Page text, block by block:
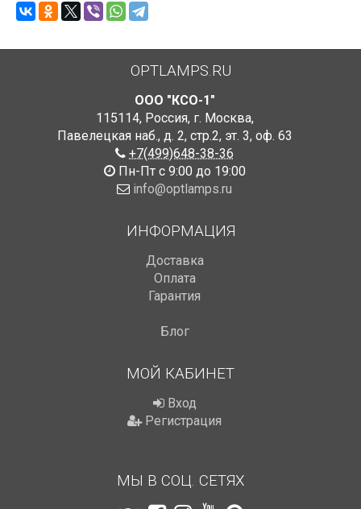
OPTLAMPS.RU
ООО "КСО-1"
115114, Россия, г. Москва,
Павелецкая наб., д. 2, стр.2, эт. 3, оф. 63
+7(499)648-38-36
Пн-Пт с 9:00 до 19:00
info@optlamps.ru
ИНФОРМАЦИЯ
Доставка
Оплата
Гарантия
Блог
МОЙ КАБИНЕТ
Вход
Регистрация
МЫ В СОЦ. СЕТЯХ